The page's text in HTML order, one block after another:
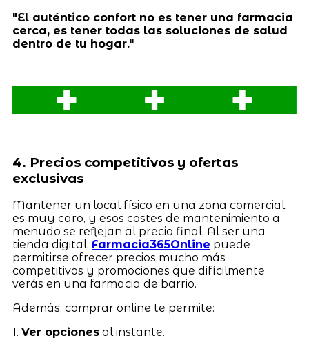
"El auténtico confort no es tener una farmacia
cerca, es tener todas las soluciones de salud
dentro de tu hogar."
4. Precios competitivos y ofertas
exclusivas
Mantener un local físico en una zona comercial
es muy caro, y esos costes de mantenimiento a
menudo se reflejan al precio final. Al ser una
tienda digital, Farmacia365Online puede
permitirse ofrecer precios mucho más
competitivos y promociones que difícilmente
verás en una farmacia de barrio.
Además, comprar online te permite:
1. Ver opcionesal instante.